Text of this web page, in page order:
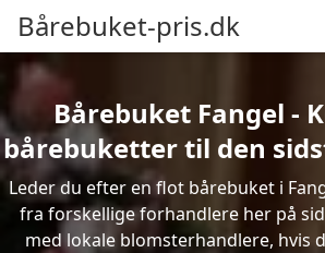
Bårebuket-pris.dk
Bårebuket Fangel -
bårebuketter til den
Leder du efter en flot bårebuket i
fra forskellige forhandlere her på
med lokale blomsterhandlere,